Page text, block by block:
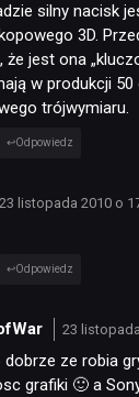
silny nacisk
3D.
że jest ona
w produkcji
trójwymiaru.
Odpowiedz
23 listopada 2010 o
Odpowiedz
23
dobrze ze robia
grafiki 🙂 a